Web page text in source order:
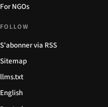
For NGOs
FOLLOW
S'abonner via RSS
Sitemap
llms.txt
English